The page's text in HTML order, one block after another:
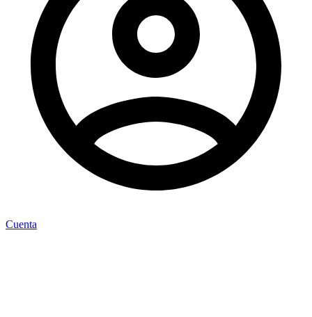
Cuenta